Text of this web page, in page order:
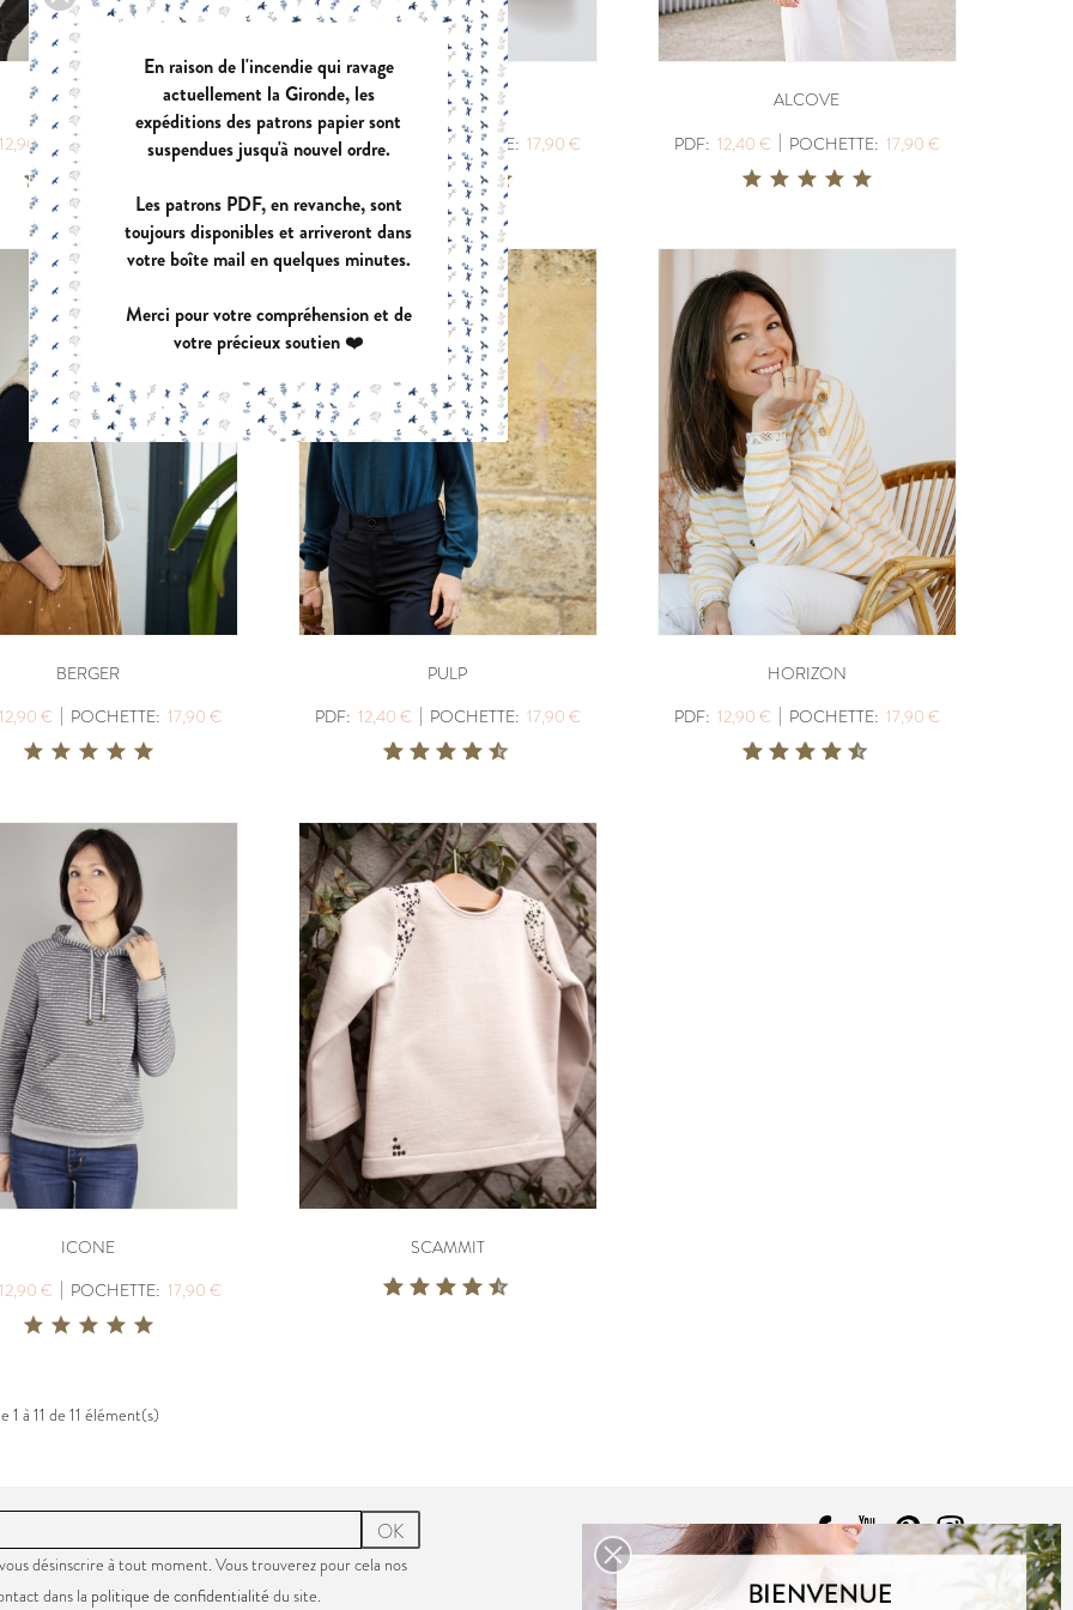
CAPSULE
€
|POCHETTE:17,90 €
BERGER MINI
PDF:12,90 € POCHETTE: 17,90 €
ALCOVE
PDF: 12,40 €| POCHETTE: 17,90 €
BERGER
€| POCHETTE: 17,90 €
PULP
PDF: 12,40 €| POCHETTE: 17,90 €
HORIZON
PDF: 12,90 €| POCHETTE: 17,90 €
ICONE
€| POCHETTE: 17,90 €
SCAMMIT
1 à 11 de 11 élément(s)
OK
désinscrire à tout moment. Vous trouverez pour cela nos
dans la politique de confidentialité du site.
En raison de l'incendie qui ravage
actuellement la Gironde, les
expéditions des patrons papier sont
suspendues jusqu'à nouvel ordre.
Les patrons PDF, en revanche, sont
toujours disponibles et arriveront dans
votre boîte mail en quelques minutes.
Merci pour votre compréhension et de
votre précieux soutien ❤️